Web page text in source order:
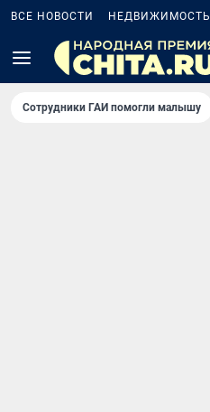
ВСЕ НОВОСТИ НЕДВИЖИМОСТЬ
Сотрудники ГАИ помогли малышу